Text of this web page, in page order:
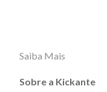
Saiba Mais
Sobre a Kickante